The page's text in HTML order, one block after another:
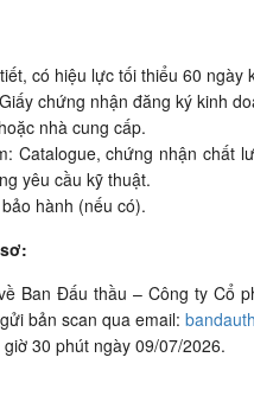
có hiệu lực tối thiểu 60
chứng nhận đăng ký kinh
nhà cung cấp.
Catalogue, chứng nhận chất
yêu cầu kỹ thuật.
hành (nếu có).
Ban Đấu thầu – Công ty Cổ
bản scan qua email:
30 phút ngày 09/07/2026.